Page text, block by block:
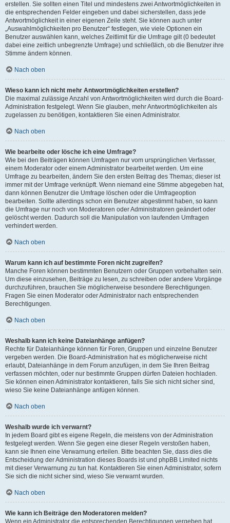
erstellen. Sie sollten einen Titel und mindestens zwei Antwortmöglichkeiten in
die entsprechenden Felder eingeben und dabei sicherstellen, dass jede
Antwortmöglichkeit in einer eigenen Zeile steht. Sie können auch unter
„Auswahlmöglichkeiten pro Benutzer“ festlegen, wie viele Optionen ein
Benutzer auswählen kann, welches Zeitlimit für die Umfrage gilt (0 bedeutet
dabei eine zeitlich unbegrenzte Umfrage) und schließlich, ob die Benutzer ihre
Stimme ändern können.
Nach oben
Wieso kann ich nicht mehr Antwortmöglichkeiten erstellen?
Die maximal zulässige Anzahl von Antwortmöglichkeiten wird durch die Board-
Administration festgelegt. Wenn Sie glauben, mehr Antwortmöglichkeiten als
zugelassen zu benötigen, kontaktieren Sie einen Administrator.
Nach oben
Wie bearbeite oder lösche ich eine Umfrage?
Wie bei den Beiträgen können Umfragen nur vom ursprünglichen Verfasser,
einem Moderator oder einem Administrator bearbeitet werden. Um eine
Umfrage zu bearbeiten, ändern Sie den ersten Beitrag des Themas; dieser ist
immer mit der Umfrage verknüpft. Wenn niemand eine Stimme abgegeben hat,
dann können Benutzer die Umfrage löschen oder die Umfrageoption
bearbeiten. Sollte allerdings schon ein Benutzer abgestimmt haben, so kann
die Umfrage nur noch von Moderatoren oder Administratoren geändert oder
gelöscht werden. Dadurch soll die Manipulation von laufenden Umfragen
verhindert werden.
Nach oben
Warum kann ich auf bestimmte Foren nicht zugreifen?
Manche Foren können bestimmten Benutzern oder Gruppen vorbehalten sein.
Um diese einzusehen, Beiträge zu lesen, zu schreiben oder andere Vorgänge
durchzuführen, brauchen Sie möglicherweise besondere Berechtigungen.
Fragen Sie einen Moderator oder Administrator nach entsprechenden
Berechtigungen.
Nach oben
Weshalb kann ich keine Dateianhänge anfügen?
Rechte für Dateianhänge können für Foren, Gruppen und einzelne Benutzer
vergeben werden. Die Board-Administration hat es möglicherweise nicht
erlaubt, Dateianhänge in dem Forum anzufügen, in dem Sie Ihren Beitrag
verfassen möchten, oder nur bestimmte Gruppen dürfen Dateien hochladen.
Sie können einen Administrator kontaktieren, falls Sie sich nicht sicher sind,
wieso Sie keine Dateianhänge anfügen können.
Nach oben
Weshalb wurde ich verwarnt?
In jedem Board gibt es eigene Regeln, die meistens von der Administration
festgelegt werden. Wenn Sie gegen eine dieser Regeln verstoßen haben,
kann sie Ihnen eine Verwarnung erteilen. Bitte beachten Sie, dass dies die
Entscheidung der Administration dieses Boards ist und phpBB Limited nichts
mit dieser Verwarnung zu tun hat. Kontaktieren Sie einen Administrator, sofern
Sie sich die nicht sicher sind, wieso Sie verwarnt wurden.
Nach oben
Wie kann ich Beiträge den Moderatoren melden?
Wenn ein Administrator die entsprechenden Berechtigungen vergeben hat,